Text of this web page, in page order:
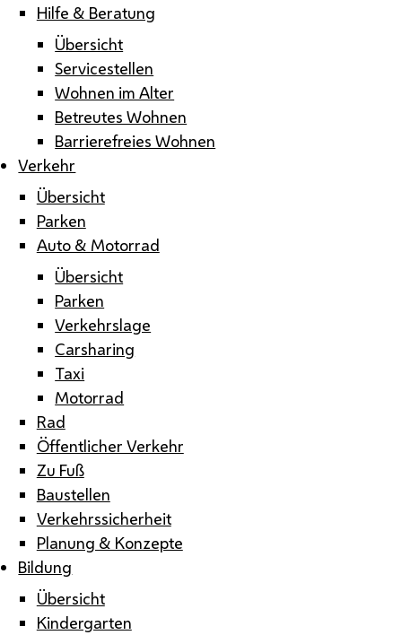
Hilfe & Beratung
Übersicht
Servicestellen
Wohnen im Alter
Betreutes Wohnen
Barrierefreies Wohnen
Verkehr
Übersicht
Parken
Auto & Motorrad
Übersicht
Parken
Verkehrslage
Carsharing
Taxi
Motorrad
Rad
Öffentlicher Verkehr
Zu Fuß
Baustellen
Verkehrssicherheit
Planung & Konzepte
Bildung
Übersicht
Kindergarten